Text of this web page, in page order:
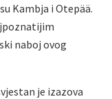
Kambja i Otepää.
naboj ovog
je izazova